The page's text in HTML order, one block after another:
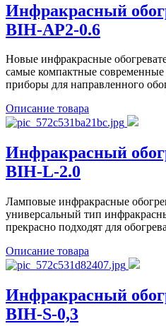
Инфракрасный
BIH-AP2-0.6
Новые инфракрасные
самые компактные
приборы для направленного
Описание товара
Инфракрасный
BIH-L-2.0
Ламповые инфракрасные
универсальный тип
прекрасно подходят для
Описание товара
Инфракрасный
BIH-S-0,3